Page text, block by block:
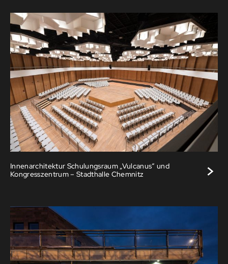
Innenarchitektur Schulungsraum „Vulcanus“ und
Kongresszentrum – Stadthalle Chemnitz
>